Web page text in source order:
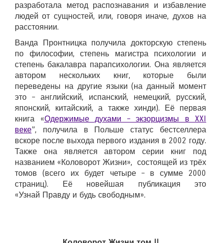
разработала метод распознавания и избавление
людей от сущностей, или, говоря иначе, духов на
расстоянии.
Ванда Пронтницка получила докторскую степень
по философии, степень магистра психологии и
степень бакалавра парапсихологии. Она является
автором нескольких книг, которые были
переведены на другие языки (на данный момент
это – английский, испанский, немецкий, русский,
японский, китайский, а также хинди). Её первая
книга «Одержимые духами – экзорцизмы в XXI
веке”, получила в Польше статус бестселлера
вскоре после выхода первого издания в 2002 году.
Также она является автором серии книг под
названием «Коловорот Жизни», состоящей из трёх
томов (всего их будет четыре – в сумме 2000
страниц). Её новейшая публикация это
«Узнай Правду и будь свободным».